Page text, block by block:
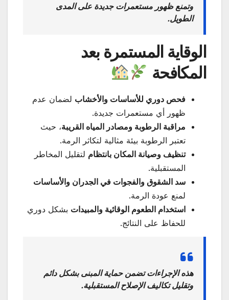
وتمنع ظهور مستعمرات جديدة على المدى
الطويل.
الوقاية المستمرة بعد
المكافحة
فحص دوري للأساسات والأخشاب لضمان عدم
ظهور أي مستعمرات جديدة.
مراقبة الرطوبة ومصادر المياه القريبة، حيث
تعتبر الرطوبة بيئة مثالية لتكاثر الرمة.
تنظيف وصيانة المكان بانتظام لتقليل المخاطر
المستقبلية.
سد الشقوق والفجوات في الجدران والأساسات
لمنع عودة الرمة.
استخدام الطعوم الوقائية والمبيدات بشكل دوري
للحفاظ على النتائج.
هذه الإجراءات تضمن حماية المبنى بشكل دائم
وتقليل تكاليف الإصلاح المستقبلية.